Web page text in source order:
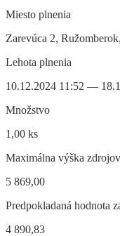
Miesto plnenia
Zarevúca 2,
Lehota plnenia
10.12.2024 11:52 —
Množstvo
1,00 ks
Maximálna výška
5 869,00
Predpokladaná hodnota
4 890,83